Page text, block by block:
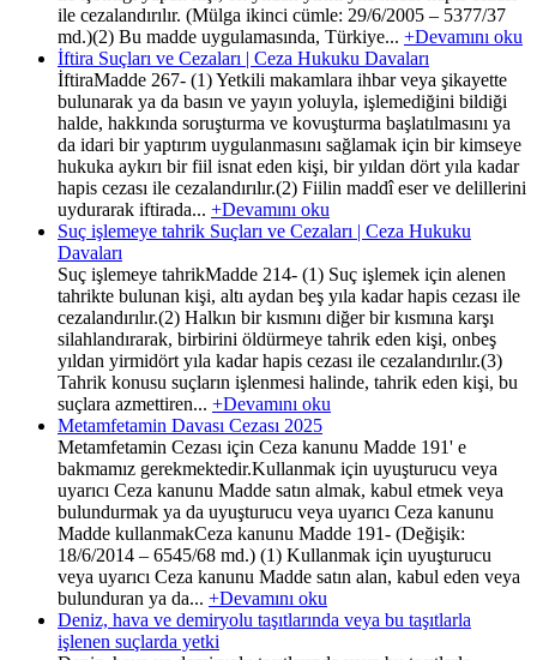
ile cezalandırılır. (Mülga ikinci cümle: 29/6/2005 – 5377/37
md.)(2) Bu madde uygulamasında, Türkiye... +Devamını oku
İftira Suçları ve Cezaları | Ceza Hukuku Davaları
İftiraMadde 267- (1) Yetkili makamlara ihbar veya şikayette
bulunarak ya da basın ve yayın yoluyla, işlemediğini bildiği
halde, hakkında soruşturma ve kovuşturma başlatılmasını ya
da idari bir yaptırım uygulanmasını sağlamak için bir kimseye
hukuka aykırı bir fiil isnat eden kişi, bir yıldan dört yıla kadar
hapis cezası ile cezalandırılır.(2) Fiilin maddî eser ve delillerini
uydurarak iftirada... +Devamını oku
Suç işlemeye tahrik Suçları ve Cezaları | Ceza Hukuku
Davaları
Suç işlemeye tahrikMadde 214- (1) Suç işlemek için alenen
tahrikte bulunan kişi, altı aydan beş yıla kadar hapis cezası ile
cezalandırılır.(2) Halkın bir kısmını diğer bir kısmına karşı
silahlandırarak, birbirini öldürmeye tahrik eden kişi, onbeş
yıldan yirmidört yıla kadar hapis cezası ile cezalandırılır.(3)
Tahrik konusu suçların işlenmesi halinde, tahrik eden kişi, bu
suçlara azmettiren... +Devamını oku
Metamfetamin Davası Cezası 2025
Metamfetamin Cezası için Ceza kanunu Madde 191' e
bakmamız gerekmektedir.Kullanmak için uyuşturucu veya
uyarıcı Ceza kanunu Madde satın almak, kabul etmek veya
bulundurmak ya da uyuşturucu veya uyarıcı Ceza kanunu
Madde kullanmakCeza kanunu Madde 191- (Değişik:
18/6/2014 – 6545/68 md.) (1) Kullanmak için uyuşturucu
veya uyarıcı Ceza kanunu Madde satın alan, kabul eden veya
bulunduran ya da... +Devamını oku
Deniz, hava ve demiryolu taşıtlarında veya bu taşıtlarla
işlenen suçlarda yetki